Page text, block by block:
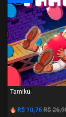
Tamiku
R$ 10,76 R$